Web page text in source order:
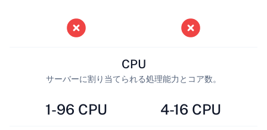
1-96 CPU
CPU
サーバーに割り当てられる処理能力とコア数。
4-16 CPU